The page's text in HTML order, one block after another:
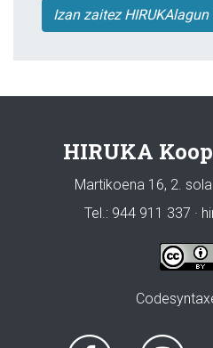
Izan zaitez HIRUKAlagun
HIRUKA
Martikoena 16, 2.
Tel.: 944 911 337 ·